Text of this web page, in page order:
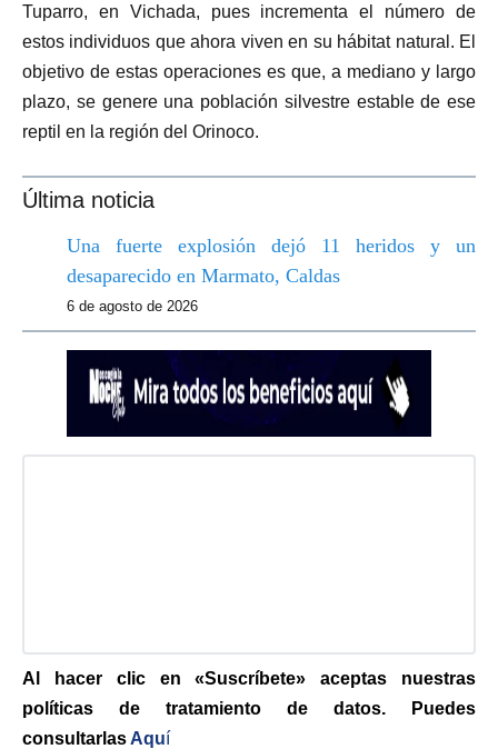
Tuparro, en Vichada, pues incrementa el número de
estos individuos que ahora viven en su hábitat natural. El
objetivo de estas operaciones es que, a mediano y largo
plazo, se genere una población silvestre estable de ese
reptil en la región del Orinoco.
Última noticia
Una fuerte explosión dejó 11 heridos y un
desaparecido en Marmato, Caldas
6 de agosto de 2026
Al hacer clic en «Suscríbete» aceptas nuestras
políticas de tratamiento de datos. Puedes
consultarlas Aquí